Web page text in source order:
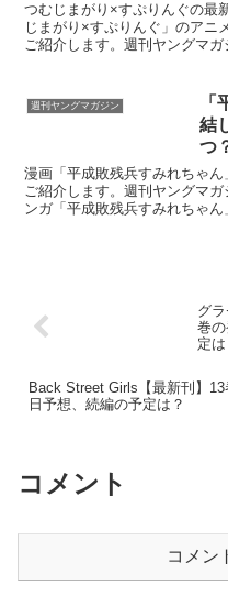
つむじまがり×すぷりんぐの最
じまがり×すぷりんぐ」のアニ
ご紹介します。週刊ヤングマ
ンガ「つむじまがり×すぷりん
週刊ヤングマガジン
結
つ
漫画「平成敗残兵すみれちゃ
ご紹介します。週刊ヤングマ
ンガ「平成敗残兵すみれちゃ
「平成敗残兵すみれちゃん」9
グ
巻
定は
Back Street Girls【最新刊】13
日予想、続編の予定は？
コメント
コメン